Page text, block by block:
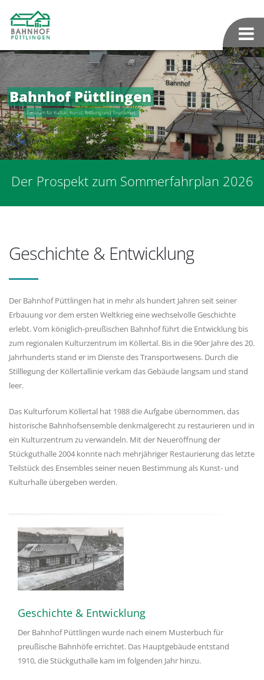
Bahnhof Püttlingen
Zentrum für Kultur, Kunst, Bildung und Tourismus.
Der Prospekt zum Sommerfahrplan 2026
Geschichte & Entwicklung
Der Bahnhof Püttlingen hat in mehr als hundert Jahren seit seiner
Erbauung vor dem ersten Weltkrieg eine wechselvolle Geschichte
erlebt. Vom königlich-preußischen Bahnhof führt die Entwicklung bis
zum regionalen Kulturzentrum im Köllertal. Bis in die 90er Jahre des 20.
Jahrhunderts stand er im Dienste des Transportwesens. Durch die
Stilllegung der Köllertallinie verkam das Gebäude langsam und stand
leer.
Das Kulturforum Köllertal hat 1988 die Aufgabe übernommen, das
historische Bahnhofsensemble denkmalgerecht zu restaurieren und in
ein Kulturzentrum zu verwandeln. Mit der Neueröffnung der
Stückguthalle 2004 konnte nach mehrjähriger Restaurierung das letzte
Teilstück des Ensembles seiner neuen Bestimmung als Kunst- und
Kulturhalle übergeben werden.
Geschichte & Entwicklung
Der Bahnhof Püttlingen wurde nach einem Musterbuch für
preußische Bahnhöfe errichtet. Das Hauptgebäude entstand
1910, die Stückguthalle kam im folgenden Jahr hinzu.